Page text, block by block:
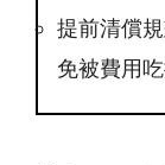
提前清償
免被費用吃